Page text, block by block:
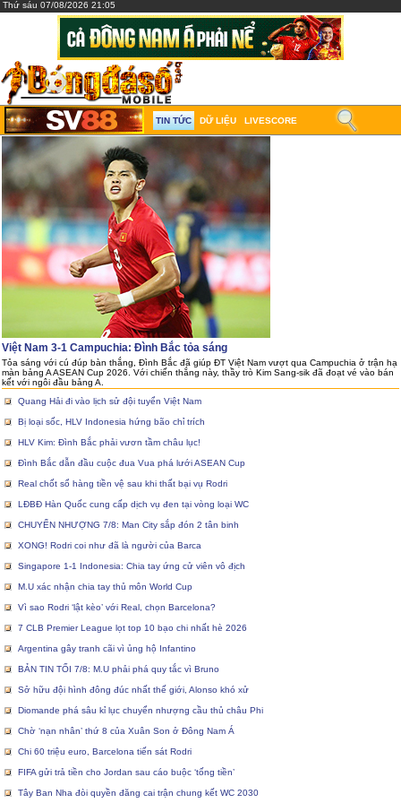
Thứ sáu 07/08/2026 21:05
TIN TỨC DỮ LIỆU LIVESCORE
Việt Nam 3-1 Campuchia: Đình Bắc tỏa sáng
Tỏa sáng với cú đúp bàn thắng, Đình Bắc đã giúp ĐT Việt Nam vượt qua Campuchia ở trận hạ
màn bảng A ASEAN Cup 2026. Với chiến thắng này, thầy trò Kim Sang-sik đã đoạt vé vào bán
kết với ngôi đầu bảng A.
Quang Hải đi vào lịch sử đội tuyển Việt Nam
Bị loại sốc, HLV Indonesia hứng bão chỉ trích
HLV Kim: Đình Bắc phải vươn tầm châu lục!
Đình Bắc dẫn đầu cuộc đua Vua phá lưới ASEAN Cup
Real chốt sổ hàng tiền vệ sau khi thất bại vụ Rodri
LĐBĐ Hàn Quốc cung cấp dịch vụ đen tại vòng loại WC
CHUYỂN NHƯỢNG 7/8: Man City sắp đón 2 tân binh
XONG! Rodri coi như đã là người của Barca
Singapore 1-1 Indonesia: Chia tay ứng cử viên vô địch
M.U xác nhận chia tay thủ môn World Cup
Vì sao Rodri ‘lật kèo’ với Real, chọn Barcelona?
7 CLB Premier League lọt top 10 bạo chi nhất hè 2026
Argentina gây tranh cãi vì ủng hộ Infantino
BẢN TIN TỐI 7/8: M.U phải phá quy tắc vì Bruno
Sở hữu đội hình đông đúc nhất thế giới, Alonso khó xử
Diomande phá sâu kỉ lục chuyển nhượng cầu thủ châu Phi
Chờ ‘nạn nhân’ thứ 8 của Xuân Son ở Đông Nam Á
Chi 60 triệu euro, Barcelona tiến sát Rodri
FIFA gửi trả tiền cho Jordan sau cáo buộc ‘tống tiền’
Tây Ban Nha đòi quyền đăng cai trận chung kết WC 2030